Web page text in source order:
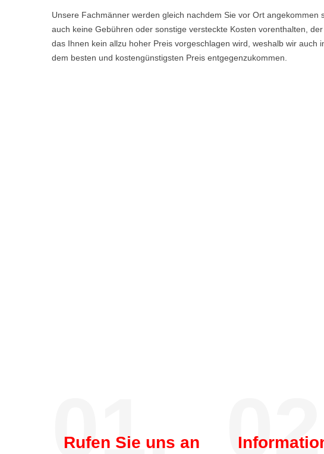
Unsere Fachmänner werden gleich nachdem Sie vor Ort
auch keine Gebühren oder sonstige versteckte Kosten vorenthalten,
das Ihnen kein allzu hoher Preis vorgeschlagen wird, weshalb wir
dem besten und kostengünstigsten Preis entgegenzukommen.
01.
Rufen Sie uns an